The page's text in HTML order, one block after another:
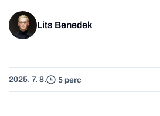
Lits Benedek
2025. 7. 8. 5 perc